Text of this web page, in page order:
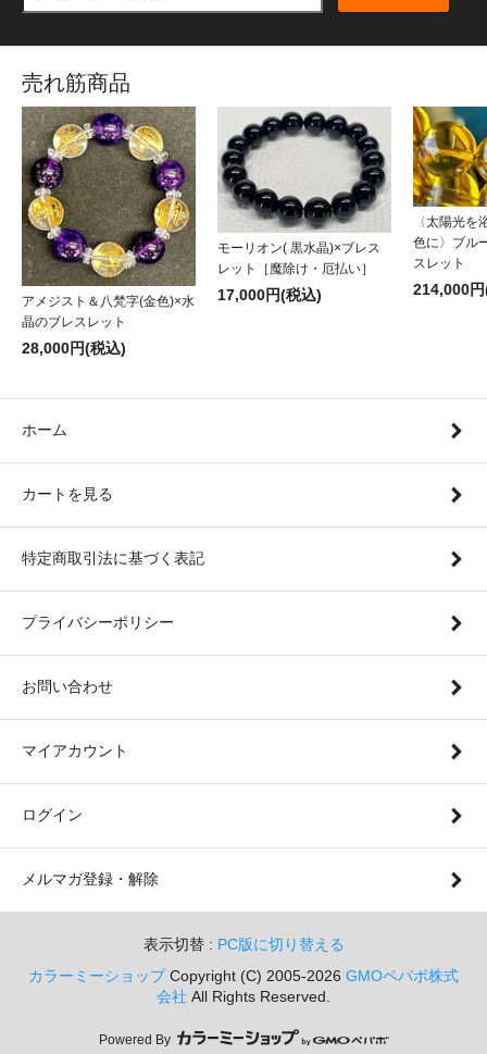
売れ筋商品
アメジスト＆八梵字(金色)×水
晶のブレスレット
28,000円(税込)
モーリオン( 黒水晶)×ブレス
レット［魔除け・厄払い］
17,000円(税込)
〈太陽光を
色に〉ブル
スレット
214,000
ホーム
カートを見る
特定商取引法に基づく表記
プライバシーポリシー
お問い合わせ
マイアカウント
ログイン
メルマガ登録・解除
表示切替 : PC版に切り替える
カラーミーショップCopyright (C) 2005-2026 GMOペパボ株式
会社 All Rights Reserved.
Powered By